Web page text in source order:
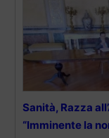
Sanità, Razza
“Imminente la